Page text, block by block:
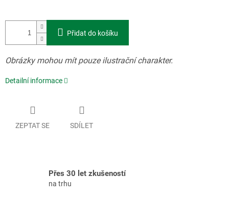
Přidat do košíku
Obrázky mohou mít pouze ilustrační charakter.
Detailní informace
ZEPTAT SE SDÍLET
Přes 30 let zkušeností
na trhu